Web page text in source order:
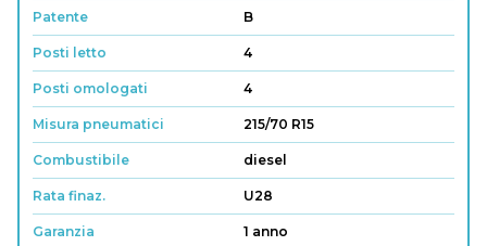
Patente B
Posti letto 4
Posti omologati 4
Misura pneumatici 215/70 R15
Combustibile diesel
Rata finaz. U28
Garanzia 1 anno